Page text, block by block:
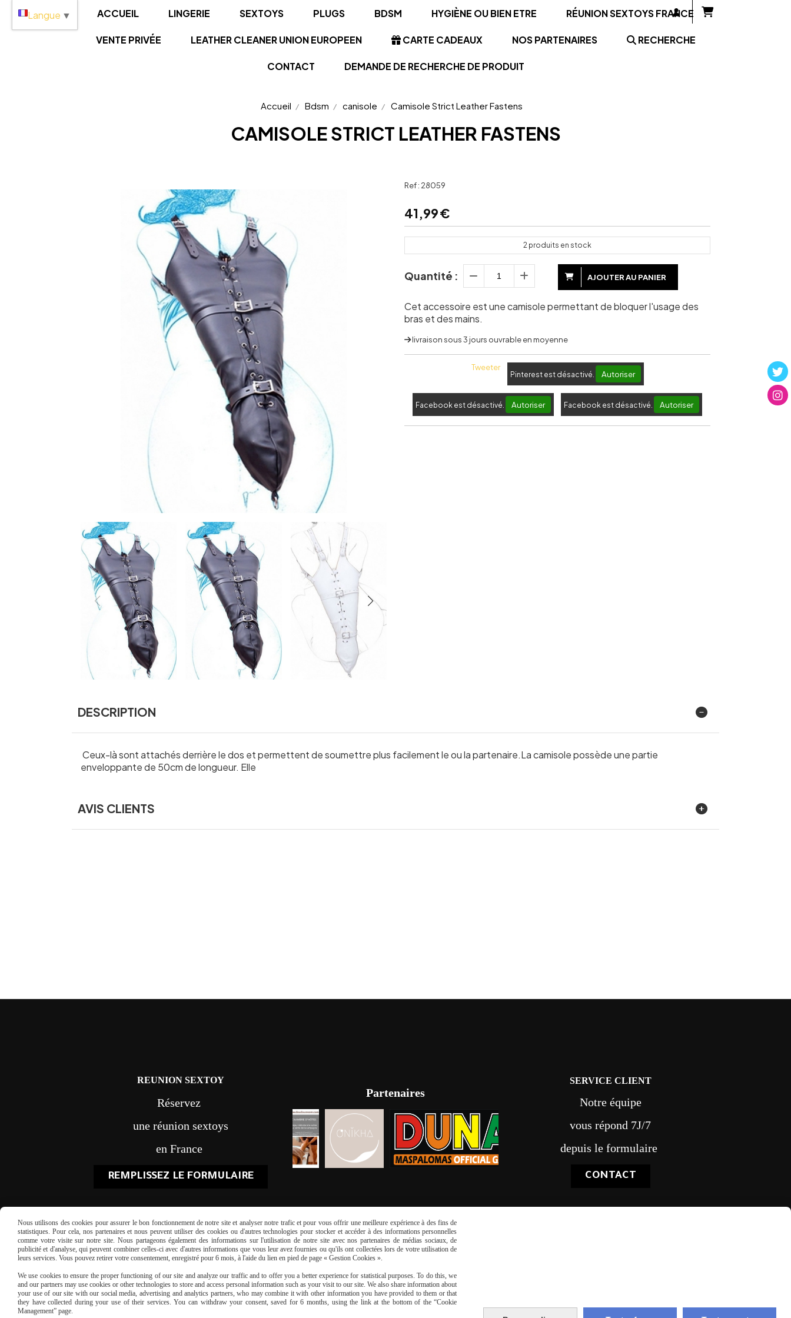
ACCUEIL LINGERIE SEXTOYS PLUGS BDSM HYGIÈNE OU BIEN ETRE RÉUNION SEXTOYS FRANCE
VENTE PRIVÉE LEATHER CLEANER UNION EUROPEEN CARTE CADEAUX NOS PARTENAIRES RECHERCHE
CONTACT DEMANDE DE RECHERCHE DE PRODUIT
Accueil Bdsm canisole Camisole Strict Leather Fastens
CAMISOLE STRICT LEATHER FASTENS
Ref : 28059
41,99€
2 produits en stock
Quantité : AJOUTER AU PANIER
Cet accessoire est une camisole permettant de bloquer l'usage des
bras et des mains.
livraison sous 3 jours ouvrable en moyenne
Tweeter
Pinterest est désactivé. Autoriser
Facebook est désactivé. Autoriser Facebook est désactivé. Autoriser
DESCRIPTION
Ceux-là sont attachés derrière le dos et permettent de soumettre plus facilement le ou la partenaire.La camisole possède une partie
enveloppante de 50cm de longueur. Elle
AVIS CLIENTS
REUNION SEXTOY
Réservez
une réunion sextoys
en France
REMPLISSEZ LE FORMULAIRE
Partenaires
SERVICE CLIENT
Notre équipe
vous répond 7J/7
depuis le formulaire
CONTACT
Paiement sécurisé
Langue ▼
Nous utilisons des cookies pour assurer le bon fonctionnement de notre site et analyser notre trafic et pour vous offrir une meilleure expérience à des fins de
statistiques. Pour cela, nos partenaires et nous peuvent utiliser des cookies ou d'autres technologies pour stocker et accéder à des informations personnelles
comme votre visite sur notre site. Nous partageons également des informations sur l'utilisation de notre site avec nos partenaires de médias sociaux, de
publicité et d'analyse, qui peuvent combiner celles-ci avec d'autres informations que vous leur avez fournies ou qu'ils ont collectées lors de votre utilisation de
leurs services. Vous pouvez retirer votre consentement, enregistré pour 6 mois, à l'aide du lien en pied de page « Gestion Cookies ».
We use cookies to ensure the proper functioning of our site and analyze our traffic and to offer you a better experience for statistical purposes. To do this, we
and our partners may use cookies or other technologies to store and access personal information such as your visit to our site. We also share information about
your use of our site with our social media, advertising and analytics partners, who may combine it with other information you have provided to them or that
they have collected during your use of their services. You can withdraw your consent, saved for 6 months, using the link at the bottom of the “Cookie
Management” page.